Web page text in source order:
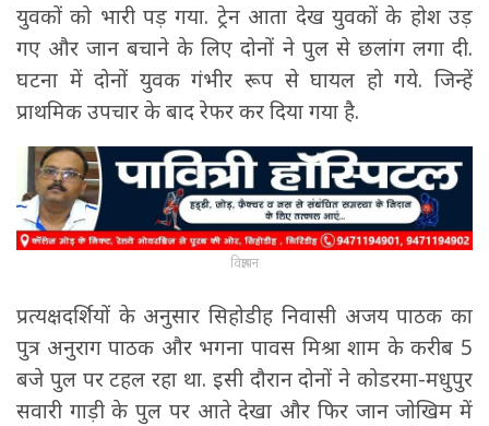
युवकों को भारी पड़ गया. ट्रेन आता देख युवकों के होश उड़
गए और जान बचाने के लिए दोनों ने पुल से छलांग लगा दी.
घटना में दोनों युवक गंभीर रूप से घायल हो गये. जिन्हें
प्राथमिक उपचार के बाद रेफर कर दिया गया है.
विज्ञापन
प्रत्यक्षदर्शियों के अनुसार सिहोडीह निवासी अजय पाठक का
पुत्र अनुराग पाठक और भगना पावस मिश्रा शाम के करीब 5
बजे पुल पर टहल रहा था. इसी दौरान दोनों ने कोडरमा-मधुपुर
सवारी गाड़ी के पुल पर आते देखा और फिर जान जोखिम में